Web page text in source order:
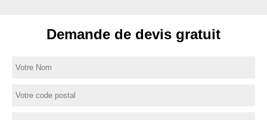
Demande de devis gratuit